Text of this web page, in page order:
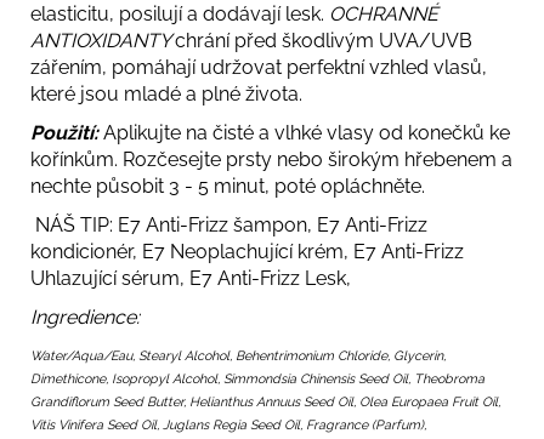
elasticitu, posilují a dodávají lesk. OCHRANNÉ
ANTIOXIDANTYchrání před škodlivým UVA/UVB
zářením, pomáhají udržovat perfektní vzhled vlasů,
které jsou mladé a plné života.
Použití:Aplikujte na čisté a vlhké vlasy od konečků ke
kořínkům. Rozčesejte prsty nebo širokým hřebenem a
nechte působit 3 - 5 minut, poté opláchněte.
NÁŠ TIP: E7 Anti-Frizz šampon, E7 Anti-Frizz
kondicionér, E7 Neoplachující krém, E7 Anti-Frizz
Uhlazující sérum, E7 Anti-Frizz Lesk,
Ingredience:
Water/Aqua/Eau, Stearyl Alcohol, Behentrimonium Chloride, Glycerin,
Dimethicone, Isopropyl Alcohol, Simmondsia Chinensis Seed Oil, Theobroma
Grandiflorum Seed Butter, Helianthus Annuus Seed Oil, Olea Europaea Fruit Oil,
Vitis Vinifera Seed Oil, Juglans Regia Seed Oil, Fragrance (Parfum),